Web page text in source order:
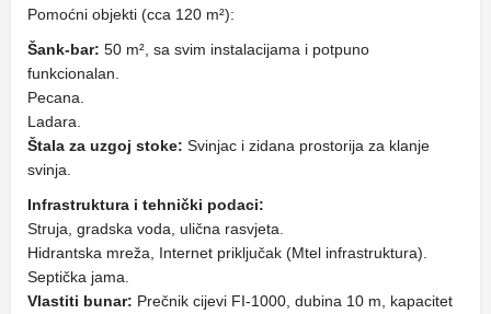
Pomoćni objekti (cca 120 m²):
Šank-bar: 50 m², sa svim instalacijama i potpuno
funkcionalan.
Pecana.
Ladara.
Štala za uzgoj stoke: Svinjac i zidana prostorija za klanje
svinja.
Infrastruktura i tehnički podaci:
Struja, gradska voda, ulična rasvjeta.
Hidrantska mreža, Internet priključak (Mtel infrastruktura).
Septička jama.
Vlastiti bunar: Prečnik cijevi FI-1000, dubina 10 m, kapacitet